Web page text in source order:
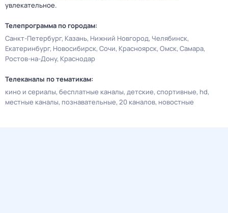
увлекательное.
Телепрограмма по городам:
Санкт-Петербург Казань Нижний Новгород Челябинск
Екатеринбург Новосибирск Сочи Красноярск Омск Самара
Ростов-на-Дону Краснодар
Телеканалы по тематикам:
кино и сериалы бесплатные каналы детские спортивные hd
местные каналы познавательные 20 каналов новостные